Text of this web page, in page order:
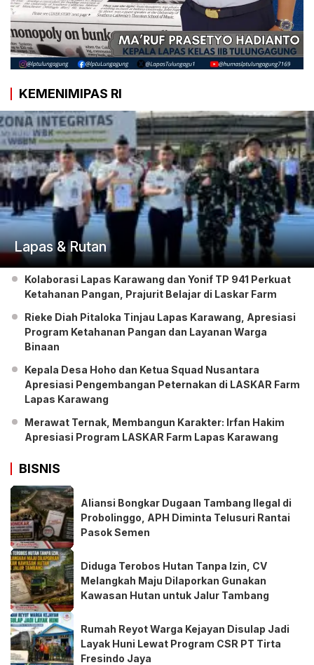
KEMENIMIPAS RI
Lapas & Rutan
Kolaborasi Lapas Karawang dan Yonif TP 941 Perkuat
Ketahanan Pangan, Prajurit Belajar di Laskar Farm
Rieke Diah Pitaloka Tinjau Lapas Karawang, Apresiasi
Program Ketahanan Pangan dan Layanan Warga
Binaan
Kepala Desa Hoho dan Ketua Squad Nusantara
Apresiasi Pengembangan Peternakan di LASKAR Farm
Lapas Karawang
Merawat Ternak, Membangun Karakter: Irfan Hakim
Apresiasi Program LASKAR Farm Lapas Karawang
BISNIS
Aliansi Bongkar Dugaan Tambang Ilegal di
Probolinggo, APH Diminta Telusuri Rantai
Pasok Semen
Diduga Terobos Hutan Tanpa Izin, CV
Melangkah Maju Dilaporkan Gunakan
Kawasan Hutan untuk Jalur Tambang
Rumah Reyot Warga Kejayan Disulap Jadi
Layak Huni Lewat Program CSR PT Tirta
Fresindo Jaya